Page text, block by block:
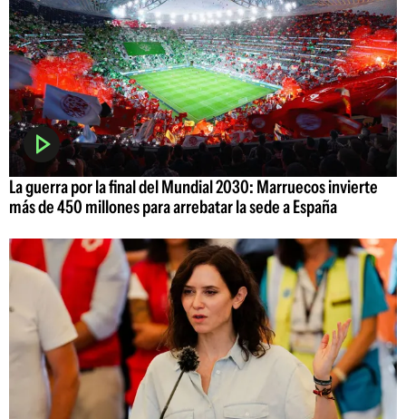
La guerra por la final del Mundial 2030: Marruecos invierte
más de 450 millones para arrebatar la sede a España